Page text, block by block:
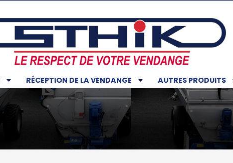
RÉCEPTION DE LA VENDANGE AUTRES PRODUITS